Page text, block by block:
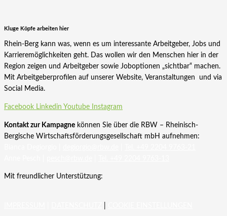
Kluge Köpfe arbeiten hier
Rhein-Berg kann was, wenn es um interessante Arbeitgeber, Jobs und
Karrieremöglichkeiten geht. Das wollen wir den Menschen hier in der
Region zeigen und Arbeitgeber sowie Joboptionen „sichtbar“ machen.
Mit Arbeitgeberprofilen auf unserer Website, Veranstaltungen und via
Social Media.
Facebook Linkedin Youtube Instagram
Kontakt zur Kampagne können Sie über die RBW – Rheinisch-
Bergische Wirtschaftsförderungsgesellschaft mbH aufnehmen:
Mit freundlicher Unterstützung: